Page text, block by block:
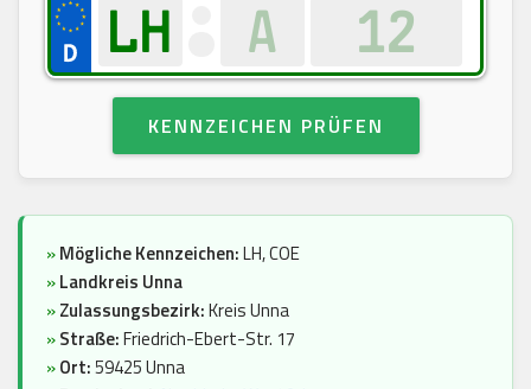
KENNZEICHEN PRÜFEN
»Mögliche Kennzeichen:LH, COE
»Landkreis Unna
»Zulassungsbezirk:Kreis Unna
»Straße:Friedrich-Ebert-Str. 17
»Ort:59425 Unna